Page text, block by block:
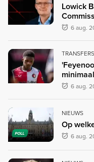
Lowick
6 aug.
TRANSFERS
6 aug.
POLL
NIEUWS
Op
6 aug.